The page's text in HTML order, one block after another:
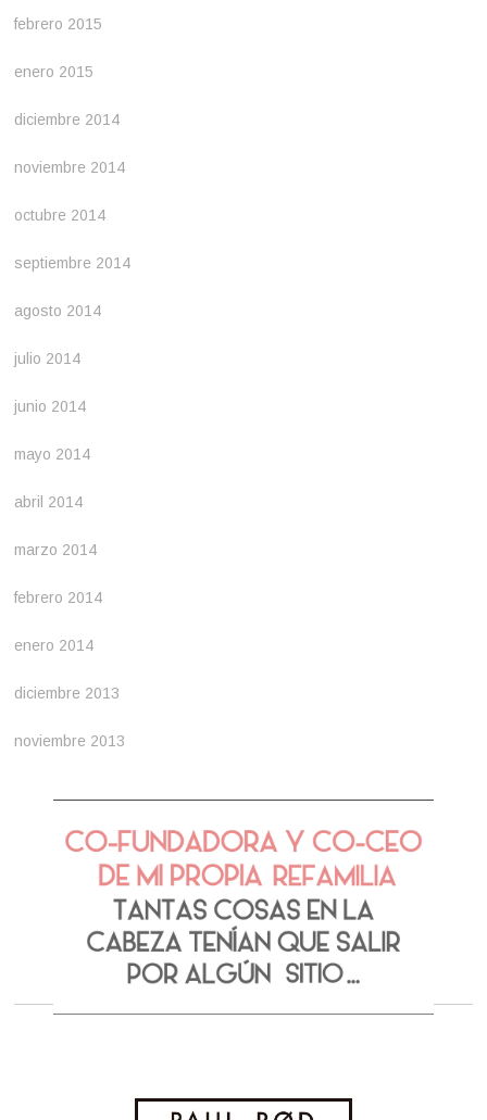
febrero 2015
enero 2015
diciembre 2014
noviembre 2014
octubre 2014
septiembre 2014
agosto 2014
julio 2014
junio 2014
mayo 2014
abril 2014
marzo 2014
febrero 2014
enero 2014
diciembre 2013
noviembre 2013